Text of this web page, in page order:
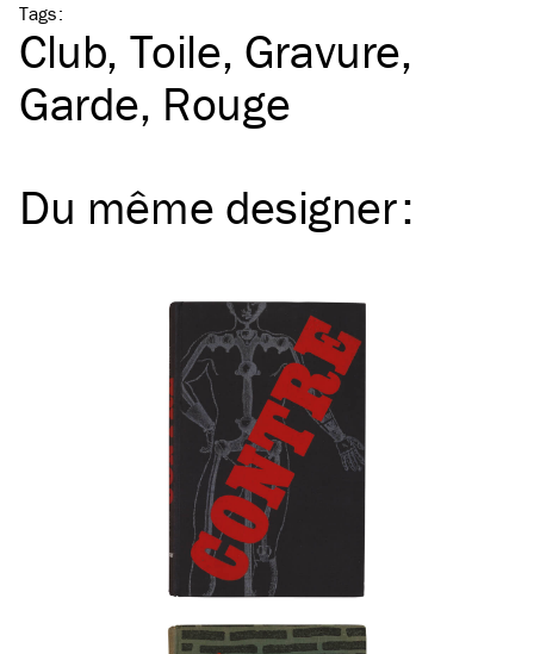
Tags:
Club Toile Gravure
Garde Rouge
Du même designer: